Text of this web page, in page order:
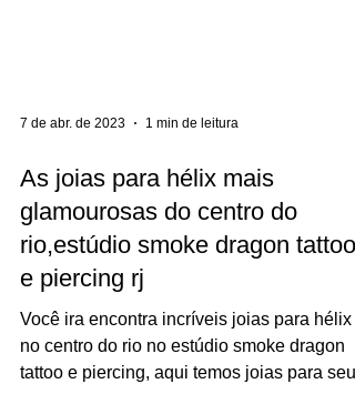
As joias para hélix mais
glamourosas do centro do
rio,estúdio smoke dragon tattoo
e piercing rj
Você ira encontra incríveis joias para hélix
no centro do rio no estúdio smoke dragon